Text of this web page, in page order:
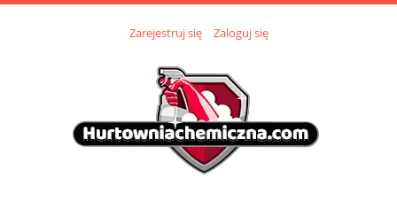
Zarejestruj się Zaloguj się